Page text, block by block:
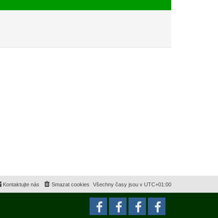
Všechny časy jsou v UTC+01:00
Smazat cookies
Kontaktujte nás